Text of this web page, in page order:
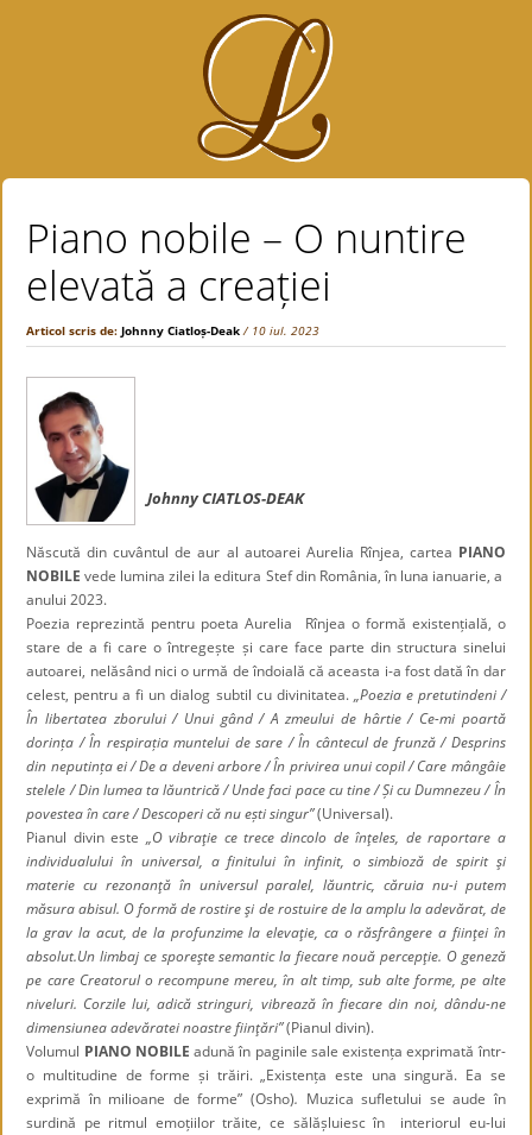
Piano nobile – O nuntire
elevată a creației
Articol scris de:Johnny Ciatloṣ-Deak / 10 iul. 2023
Johnny CIATLOS-DEAK
Născută din cuvântul de aur al autoarei Aurelia Rînjea, cartea PIANO
NOBILE vede lumina zilei la editura Stef din România, în luna ianuarie, a
anului 2023.
Poezia reprezintă pentru poeta Aurelia Rînjea o formă existențială, o
stare de a fi care o întregește și care face parte din structura sinelui
autoarei, nelăsând nici o urmă de îndoială că aceasta i-a fost dată în dar
celest, pentru a fi un dialog subtil cu divinitatea.„Poezia e pretutindeni /
În libertatea zborului / Unui gând / A zmeului de hârtie / Ce-mi poartă
dorința / În respirația muntelui de sare / În cântecul de frunză / Desprins
din neputința ei / De a deveni arbore / În privirea unui copil / Care mângâie
stelele / Din lumea ta lăuntrică / Unde faci pace cu tine / Și cu Dumnezeu / În
povestea în care / Descoperi că nu ești singur”(Universal).
Pianul divin este „O vibraţie ce trece dincolo de înţeles, de raportare a
individualului în universal, a finitului în infinit, o simbioză de spirit şi
materie cu rezonanţă în universul paralel, lăuntric, căruia nu-i putem
măsura abisul. O formă de rostire şi de rostuire de la amplu la adevărat, de
la grav la acut, de la profunzime la elevaţie, ca o răsfrângere a fiinţei în
absolut.Un limbaj ce sporeşte semantic la fiecare nouă percepţie. O geneză
pe care Creatorul o recompune mereu, în alt timp, sub alte forme, pe alte
niveluri. Corzile lui, adică stringuri, vibrează în fiecare din noi, dându-ne
dimensiunea adevăratei noastre fiinţări”(Pianul divin).
Volumul PIANO NOBILE adună în paginile sale existența exprimată într-
o multitudine de forme și trăiri. „Existența este una singură. Ea se
exprimă în milioane de forme” (Osho). Muzica sufletului se aude în
surdină pe ritmul emoțiilor trăite, ce sălășluiesc în interiorul eu-lui